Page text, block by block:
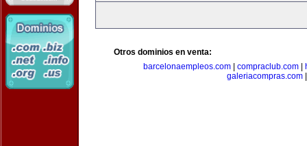
Otros dominios en venta:
barcelonaempleos.com| compraclub.com|
galeriacompras.com|